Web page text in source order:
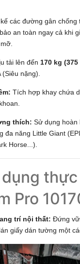
các đường gân chống
an toàn ngay cả khi
tải lên đến 170 kg (375
(Siêu nặng).
Tích hợp khay chứa
thích: Sử dụng hoàn
đa năng Little Giant
Horse...).
Pro
trí nội thất: Đứng
giấy dán tường một